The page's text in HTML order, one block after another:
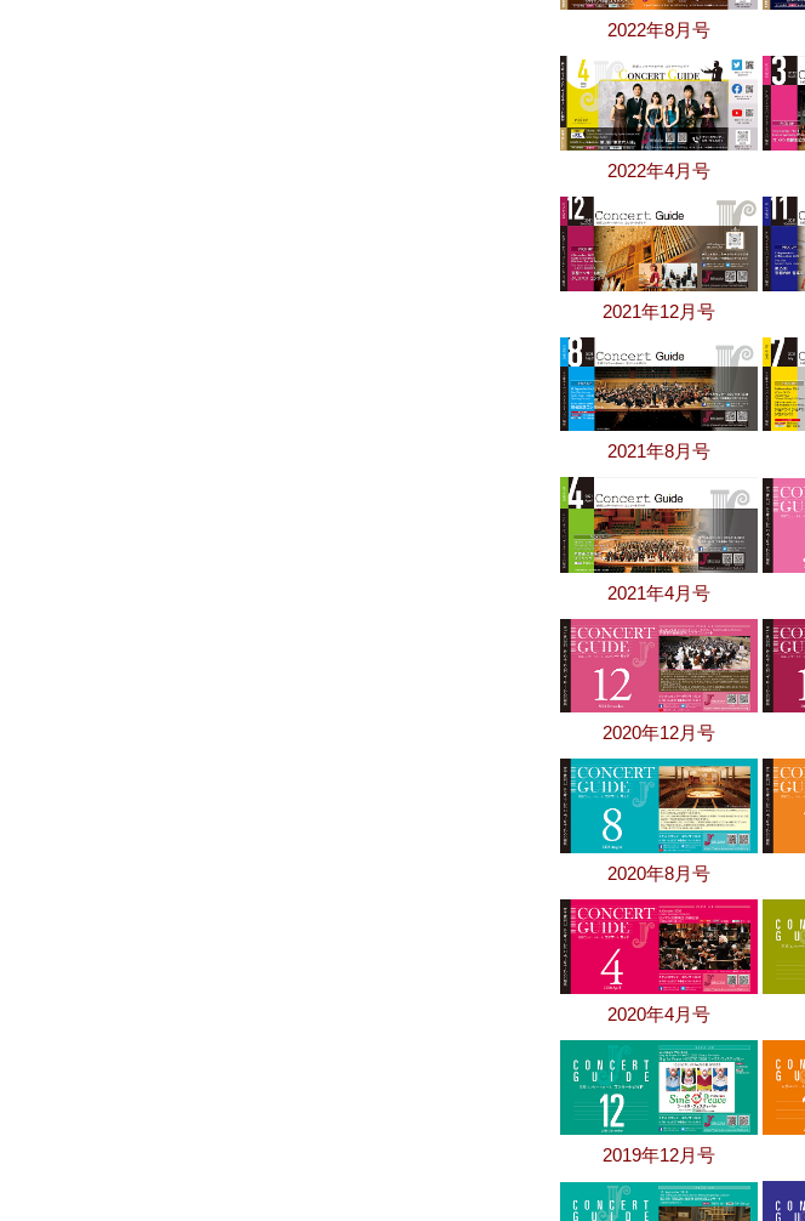
2022年8月号
2022年4月号
2021年12月号
2021年8月号
2021年4月号
2020年12月号
2020年8月号
2020年4月号
2019年12月号